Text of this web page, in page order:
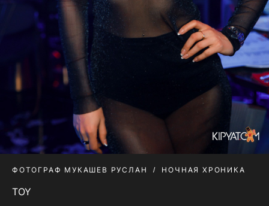
ФОТОГРАФ МУКАШЕВ РУСЛАН НОЧНАЯ ХРОНИКА
TOY